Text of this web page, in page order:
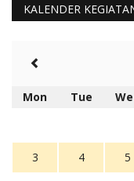
KALENDER
Mon Tue
3 4 5